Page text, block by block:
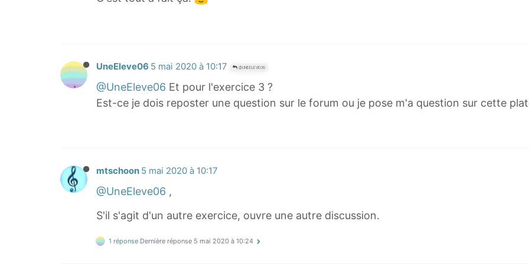
r
s
}
f
a
c
d
d
f
r
}
{
\
D
e
UneEleve06 5 mai 2020 à 10:17 @UNEELEVE06
@UneEleve06 Et pour l'exercice 3 ?
Est-ce je dois reposter une question sur le forum ou je pose m'a question sur cette
mtschoon 5 mai 2020 à 10:17
@UneEleve06 ,
S'il s'agit d'un autre exercice, ouvre une autre discussion.
1 réponse Dernière réponse 5 mai 2020 à 10:24